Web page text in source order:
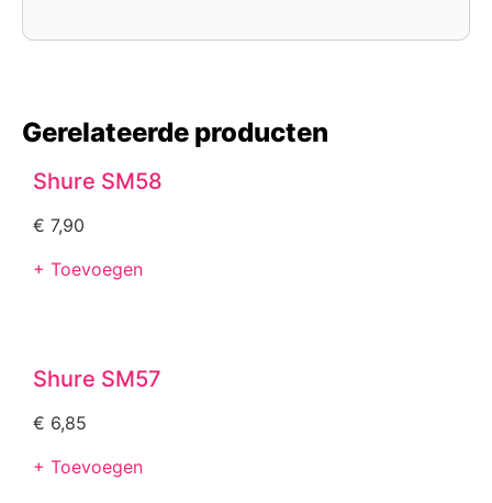
Gerelateerde producten
Shure SM58
€ 7,90
+ Toevoegen
Shure SM57
€ 6,85
+ Toevoegen